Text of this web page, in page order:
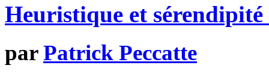
Heuristique et sérendipité
parPatrick Peccatte